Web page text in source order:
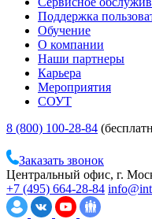
Поддержка
Обучение
О компании
Наши партнеры
Карьера
Мероприятия
СОУТ
8 (800) 100-28-84
Заказать звонок
Центральный офис, г.
+7 (495) 664-28-84